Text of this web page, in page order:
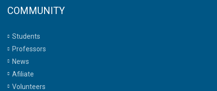
COMMUNITY
Students
Professors
News
Afiliate
Volunteers